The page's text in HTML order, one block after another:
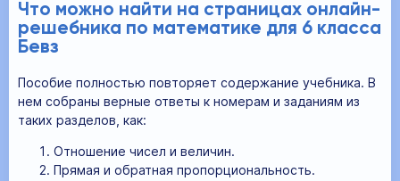
Что можно найти на страницах онлайн-
решебника по математике для 6 класса
Бевз
Пособие полностью повторяет содержание учебника. В
нем собраны верные ответы к номерам и заданиям из
таких разделов, как:
Отношение чисел и величин.
Прямая и обратная пропорциональность.